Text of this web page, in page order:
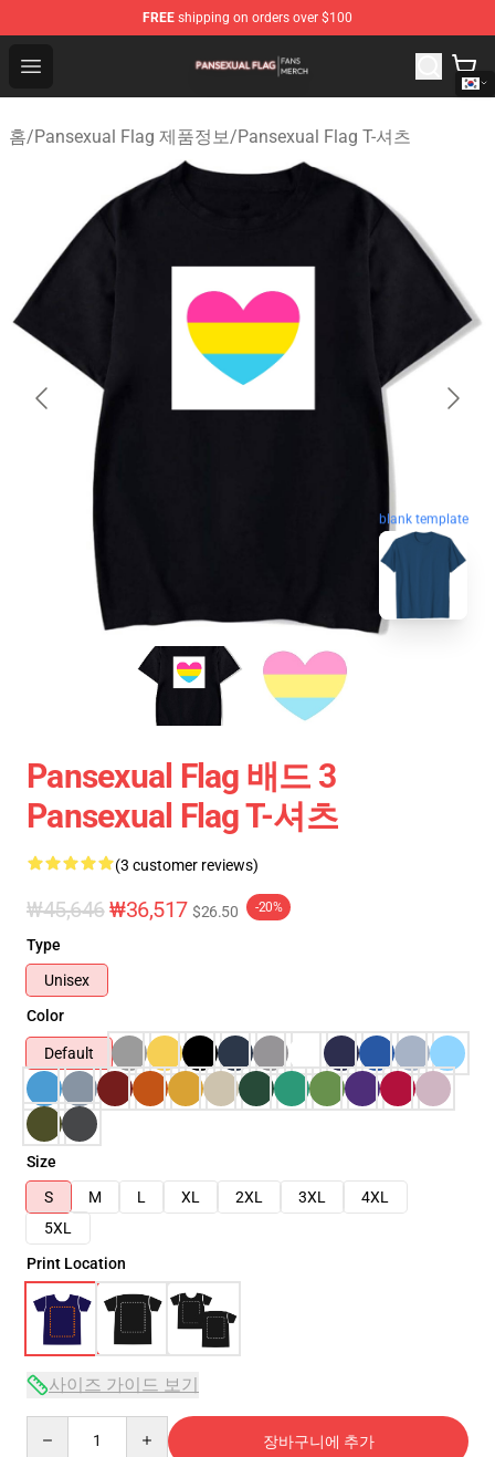
FREE shipping on orders over $100
Open menu
Pansexual Flag Shop - Official Pansexual Flag
홈/Pansexual Flag 제품정보/Pansexual Flag T-셔츠
blank template
Pansexual Flag 배드 3
Pansexual Flag T-셔츠
(3 customer reviews)
₩45,646₩36,517 $26.50 -20%
Type
Unisex
Color
Default
Size
S
M L XL 2XL 3XL
4XL
5XL
Print Location
사이즈 가이드 보기
장바구니에 추가